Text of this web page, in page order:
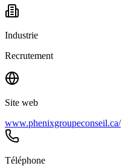
Industrie
Recrutement
Site web
www.phenixgroupeconseil.ca/
Téléphone